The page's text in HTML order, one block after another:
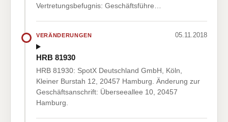
Vertretungsbefugnis: Geschäftsführe…
VERÄNDERUNGEN 05.11.2018
HRB 81930
HRB 81930: SpotX Deutschland GmbH, Köln,
Kleiner Burstah 12, 20457 Hamburg. Änderung zur
Geschäftsanschrift: Überseeallee 10, 20457
Hamburg.